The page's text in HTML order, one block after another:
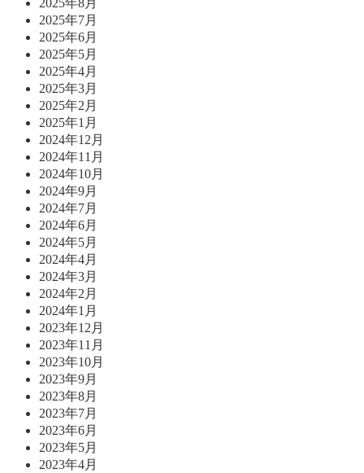
2025年8月
2025年7月
2025年6月
2025年5月
2025年4月
2025年3月
2025年2月
2025年1月
2024年12月
2024年11月
2024年10月
2024年9月
2024年7月
2024年6月
2024年5月
2024年4月
2024年3月
2024年2月
2024年1月
2023年12月
2023年11月
2023年10月
2023年9月
2023年8月
2023年7月
2023年6月
2023年5月
2023年4月